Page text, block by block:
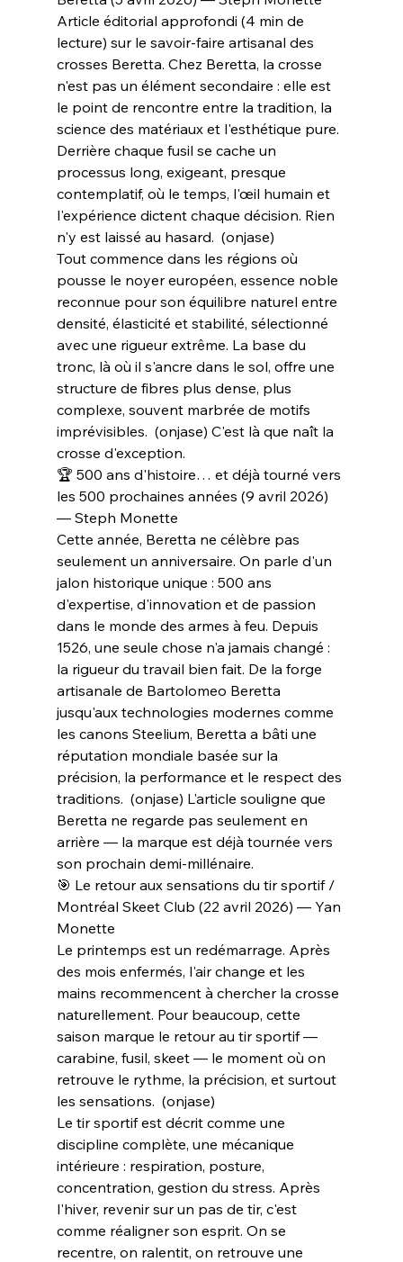
Article éditorial approfondi (4 min de
lecture) sur le savoir-faire artisanal des
crosses Beretta. Chez Beretta, la crosse
n'est pas un élément secondaire : elle est
le point de rencontre entre la tradition, la
science des matériaux et l'esthétique pure.
Derrière chaque fusil se cache un
processus long, exigeant, presque
contemplatif, où le temps, l'œil humain et
l'expérience dictent chaque décision. Rien
n'y est laissé au hasard.  (onjase)
Tout commence dans les régions où
pousse le noyer européen, essence noble
reconnue pour son équilibre naturel entre
densité, élasticité et stabilité, sélectionné
avec une rigueur extrême. La base du
tronc, là où il s'ancre dans le sol, offre une
structure de fibres plus dense, plus
complexe, souvent marbrée de motifs
imprévisibles.  (onjase) C'est là que naît la
crosse d'exception.
🏆 500 ans d'histoire… et déjà tourné vers
les 500 prochaines années (9 avril 2026)
— Steph Monette
Cette année, Beretta ne célèbre pas
seulement un anniversaire. On parle d'un
jalon historique unique : 500 ans
d'expertise, d'innovation et de passion
dans le monde des armes à feu. Depuis
1526, une seule chose n'a jamais changé :
la rigueur du travail bien fait. De la forge
artisanale de Bartolomeo Beretta
jusqu'aux technologies modernes comme
les canons Steelium, Beretta a bâti une
réputation mondiale basée sur la
précision, la performance et le respect des
traditions.  (onjase) L'article souligne que
Beretta ne regarde pas seulement en
arrière — la marque est déjà tournée vers
son prochain demi-millénaire.
🎯 Le retour aux sensations du tir sportif /
Montréal Skeet Club (22 avril 2026) — Yan
Monette
Le printemps est un redémarrage. Après
des mois enfermés, l'air change et les
mains recommencent à chercher la crosse
naturellement. Pour beaucoup, cette
saison marque le retour au tir sportif —
carabine, fusil, skeet — le moment où on
retrouve le rythme, la précision, et surtout
les sensations.  (onjase)
Le tir sportif est décrit comme une
discipline complète, une mécanique
intérieure : respiration, posture,
concentration, gestion du stress. Après
l'hiver, revenir sur un pas de tir, c'est
comme réaligner son esprit. On se
recentre, on ralentit, on retrouve une